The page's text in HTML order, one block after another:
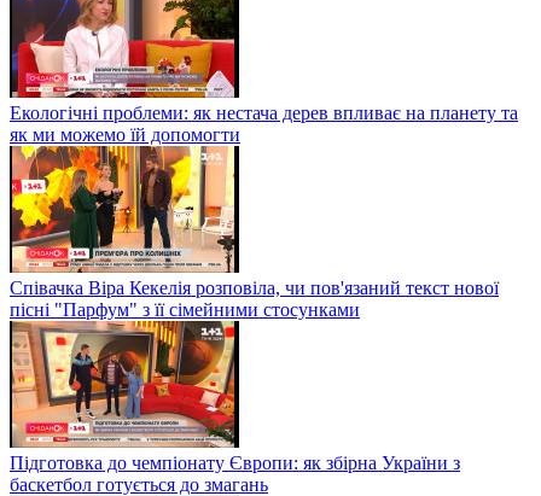
Екологічні проблеми: як нестача дерев впливає на планету та
як ми можемо їй допомогти
Співачка Віра Кекелія розповіла, чи пов'язаний текст нової
пісні "Парфум" з її сімейними стосунками
Підготовка до чемпіонату Європи: як збірна України з
баскетбол готується до змагань